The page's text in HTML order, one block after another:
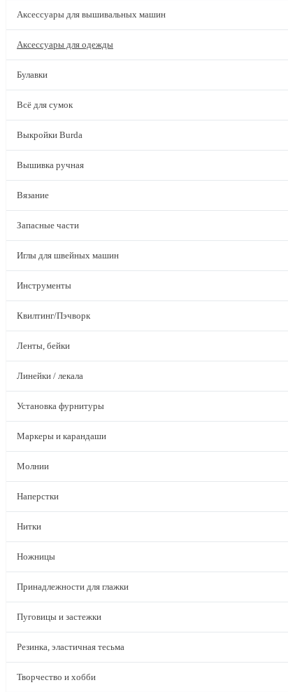
Аксессуары для вышивальных машин
Аксессуары для одежды
Булавки
Всё для сумок
Выкройки Burda
Вышивка ручная
Вязание
Запасные части
Иглы для швейных машин
Инструменты
Квилтинг/Пэчворк
Ленты, бейки
Линейки / лекала
Установка фурнитуры
Маркеры и карандаши
Молнии
Наперстки
Нитки
Ножницы
Принадлежности для глажки
Пуговицы и застежки
Резинка, эластичная тесьма
Творчество и хобби